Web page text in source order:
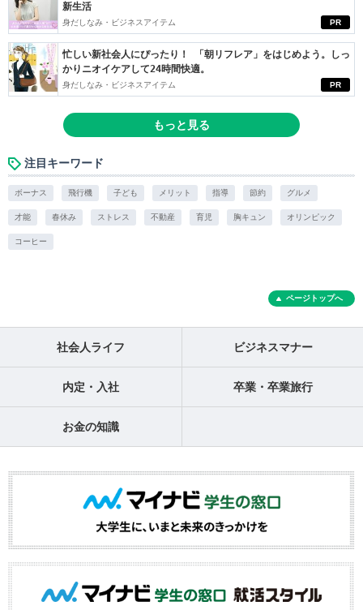
PR
新生活
身だしなみ・ビジネスアイテム
PR
忙しい新社会人にぴったり！ 「朝リフレア」をはじめよう。しっ
かりニオイケアして24時間快適。
身だしなみ・ビジネスアイテム
もっと見る
注目キーワード
ボーナス 飛行機 子ども メリット 指導 節約 グルメ
才能 春休み ストレス 不動産 育児 胸キュン オリンピック
コーヒー
ページトップへ
社会人ライフ ビジネスマナー
内定・入社 卒業・卒業旅行
お金の知識